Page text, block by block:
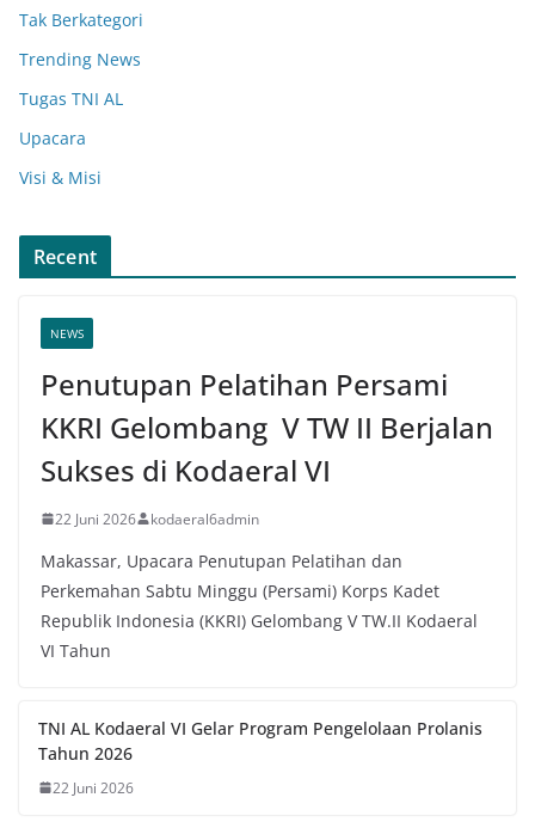
Tak Berkategori
Trending News
Tugas TNI AL
Upacara
Visi & Misi
Recent
NEWS
Penutupan Pelatihan Persami
KKRI Gelombang V TW II Berjalan
Sukses di Kodaeral VI
22 Juni 2026 kodaeral6admin
Makassar, Upacara Penutupan Pelatihan dan
Perkemahan Sabtu Minggu (Persami) Korps Kadet
Republik Indonesia (KKRI) Gelombang V TW.II Kodaeral
VI Tahun
TNI AL Kodaeral VI Gelar Program Pengelolaan Prolanis
Tahun 2026
22 Juni 2026